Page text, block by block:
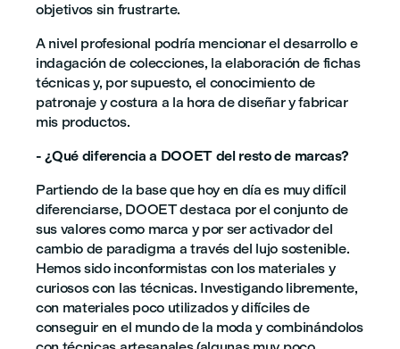
objetivos sin frustrarte.
A nivel profesional podría mencionar el desarrollo e
indagación de colecciones, la elaboración de fichas
técnicas y, por supuesto, el conocimiento de
patronaje y costura a la hora de diseñar y fabricar
mis productos.
- ¿Qué diferencia a DOOET del resto de marcas?
Partiendo de la base que hoy en día es muy difícil
diferenciarse, DOOET destaca por el conjunto de
sus valores como marca y por ser activador del
cambio de paradigma a través del lujo sostenible.
Hemos sido inconformistas con los materiales y
curiosos con las técnicas. Investigando libremente,
con materiales poco utilizados y difíciles de
conseguir en el mundo de la moda y combinándolos